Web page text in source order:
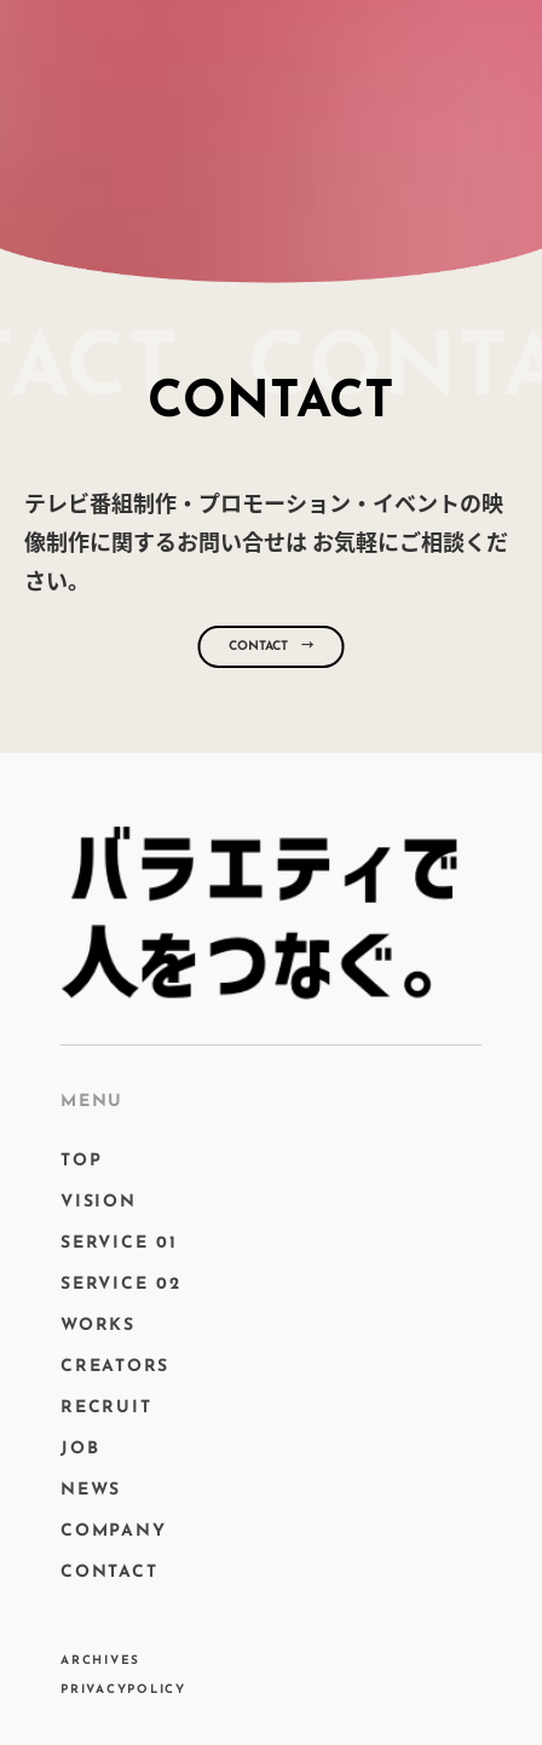
CONTACT
テレビ番組制作・プロモーション・イベントの映
像制作に関するお問い合せは お気軽にご相談くだ
さい。
CONTACT →
MENU
TOP
VISION
SERVICE 01
SERVICE 02
WORKS
CREATORS
RECRUIT
JOB
NEWS
COMPANY
CONTACT
ARCHIVES
PRIVACYPOLICY